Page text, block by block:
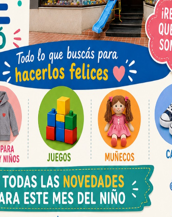
en este caso la del
Espacio